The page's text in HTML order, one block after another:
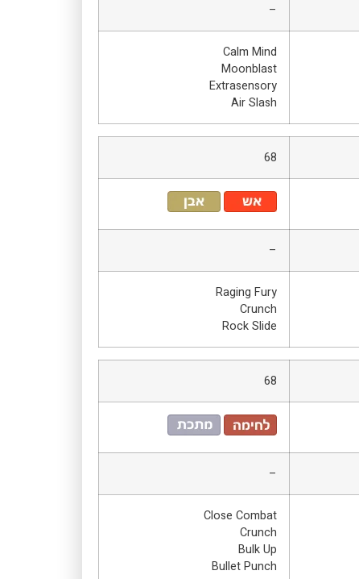
–
Calm Mind
Moonblast
Extrasensory
Air Slash
68
–
Raging Fury
Crunch
Rock Slide
68
–
Close Combat
Crunch
Bulk Up
Bullet Punch